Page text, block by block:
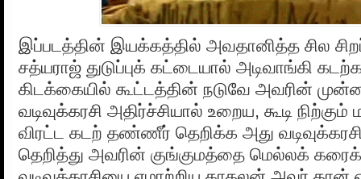
இப்படத்தின் இயக்கத்தில் அவதானித்த சில
சத்யராஜ் துடுப்புக் கட்டையால் அடிவாங்கி
கிடக்கையில் கூட்டத்தின் நடுவே அவரின்
வடிவுக்கரசி அதிர்ச்சியால் உறைய, கூடி
விரட்ட கடற் தண்ணீர் தெறிக்க அது
தெறித்து அவரின் குங்குமத்தை மெல்லக்